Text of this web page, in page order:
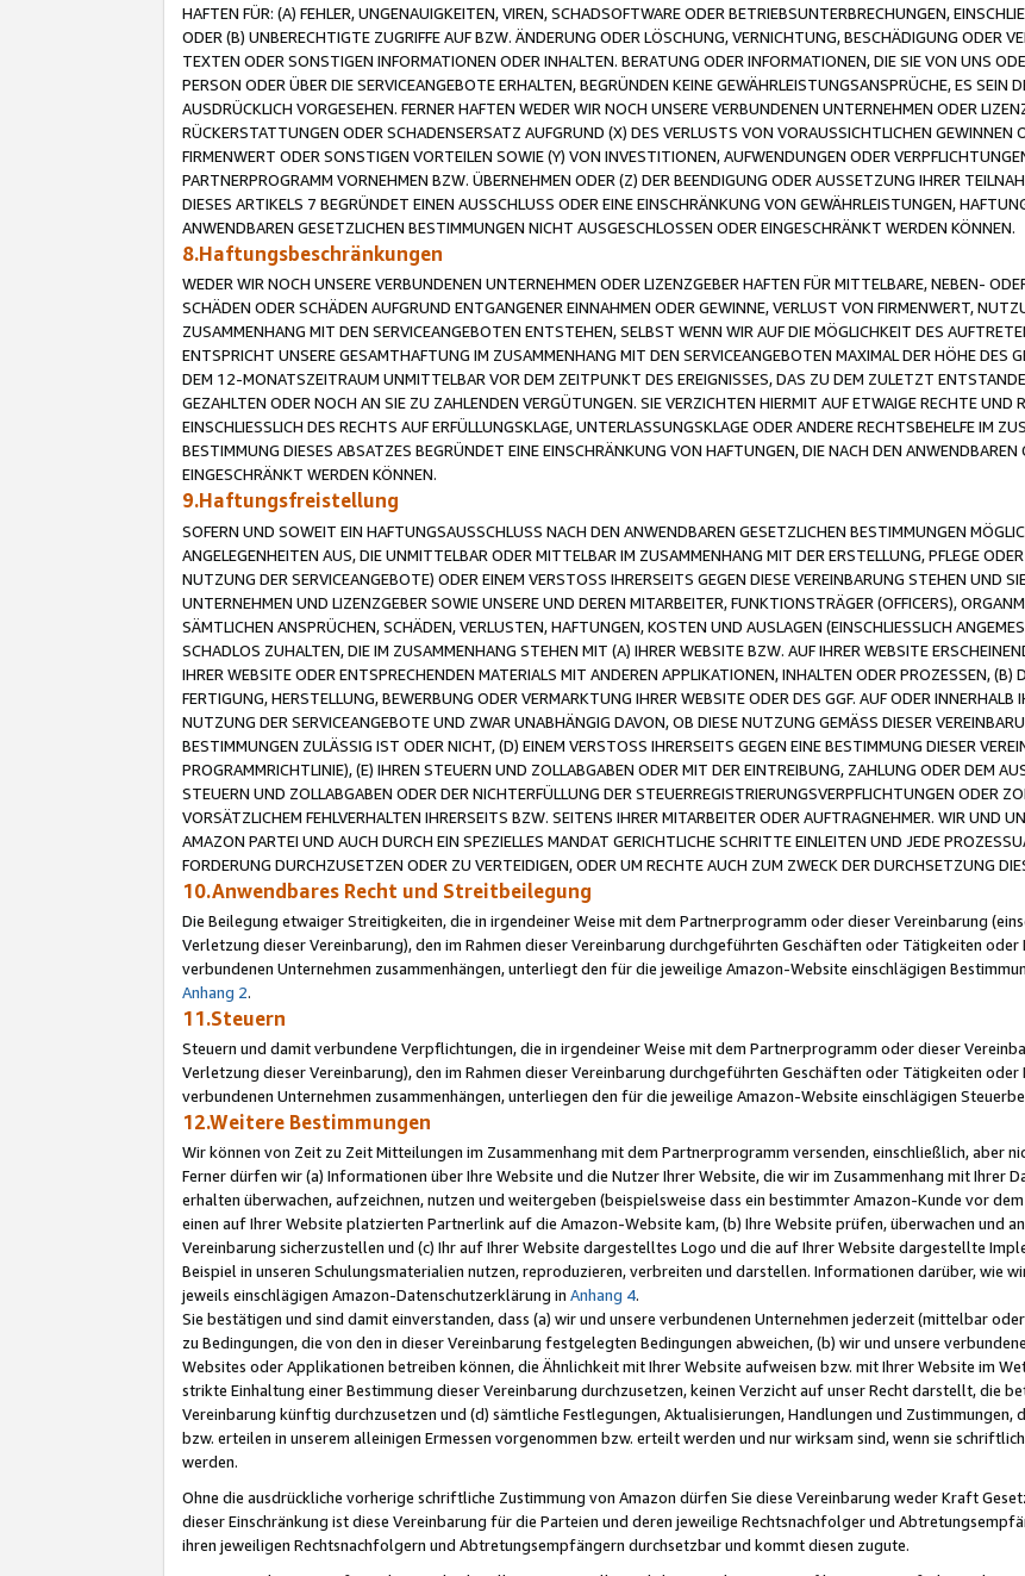
HAFTEN FÜR: (A) FEHLER, UNGENAUIGKEITEN, VIREN, SCHADSOFTWARE ODER BETRIEBSUNTERBRECHUNGEN,
ODER (B) UNBERECHTIGTE ZUGRIFFE AUF BZW. ÄNDERUNG ODER LÖSCHUNG, VERNICHTUNG, BESCHÄDIGUNG ODER
TEXTEN ODER SONSTIGEN INFORMATIONEN ODER INHALTEN. BERATUNG ODER INFORMATIONEN, DIE SIE VON UNS
PERSON ODER ÜBER DIE SERVICEANGEBOTE ERHALTEN, BEGRÜNDEN KEINE GEWÄHRLEISTUNGSANSPRÜCHE, ES SEIN
AUSDRÜCKLICH VORGESEHEN. FERNER HAFTEN WEDER WIR NOCH UNSERE VERBUNDENEN UNTERNEHMEN ODER
RÜCKERSTATTUNGEN ODER SCHADENSERSATZ AUFGRUND (X) DES VERLUSTS VON VORAUSSICHTLICHEN GEWINNEN
FIRMENWERT ODER SONSTIGEN VORTEILEN SOWIE (Y) VON INVESTITIONEN, AUFWENDUNGEN ODER
PARTNERPROGRAMM VORNEHMEN BZW. ÜBERNEHMEN ODER (Z) DER BEENDIGUNG ODER AUSSETZUNG IHRER
DIESES ARTIKELS 7 BEGRÜNDET EINEN AUSSCHLUSS ODER EINE EINSCHRÄNKUNG VON GEWÄHRLEISTUNGEN,
ANWENDBAREN GESETZLICHEN BESTIMMUNGEN NICHT AUSGESCHLOSSEN ODER EINGESCHRÄNKT WERDEN KÖNNEN.
8.Haftungsbeschränkungen
WEDER WIR NOCH UNSERE VERBUNDENEN UNTERNEHMEN ODER LIZENZGEBER HAFTEN FÜR MITTELBARE, NEBEN-
SCHÄDEN ODER SCHÄDEN AUFGRUND ENTGANGENER EINNAHMEN ODER GEWINNE, VERLUST VON FIRMENWERT,
ZUSAMMENHANG MIT DEN SERVICEANGEBOTEN ENTSTEHEN, SELBST WENN WIR AUF DIE MÖGLICHKEIT DES
ENTSPRICHT UNSERE GESAMTHAFTUNG IM ZUSAMMENHANG MIT DEN SERVICEANGEBOTEN MAXIMAL DER HÖHE DES
DEM 12-MONATSZEITRAUM UNMITTELBAR VOR DEM ZEITPUNKT DES EREIGNISSES, DAS ZU DEM ZULETZT
GEZAHLTEN ODER NOCH AN SIE ZU ZAHLENDEN VERGÜTUNGEN. SIE VERZICHTEN HIERMIT AUF ETWAIGE RECHTE UND
EINSCHLIESSLICH DES RECHTS AUF ERFÜLLUNGSKLAGE, UNTERLASSUNGSKLAGE ODER ANDERE RECHTSBEHELFE IM
BESTIMMUNG DIESES ABSATZES BEGRÜNDET EINE EINSCHRÄNKUNG VON HAFTUNGEN, DIE NACH DEN
EINGESCHRÄNKT WERDEN KÖNNEN.
9.Haftungsfreistellung
SOFERN UND SOWEIT EIN HAFTUNGSAUSSCHLUSS NACH DEN ANWENDBAREN GESETZLICHEN BESTIMMUNGEN
ANGELEGENHEITEN AUS, DIE UNMITTELBAR ODER MITTELBAR IM ZUSAMMENHANG MIT DER ERSTELLUNG, PFLEGE
NUTZUNG DER SERVICEANGEBOTE) ODER EINEM VERSTOSS IHRERSEITS GEGEN DIESE VEREINBARUNG STEHEN UND
UNTERNEHMEN UND LIZENZGEBER SOWIE UNSERE UND DEREN MITARBEITER, FUNKTIONSTRÄGER (OFFICERS),
SÄMTLICHEN ANSPRÜCHEN, SCHÄDEN, VERLUSTEN, HAFTUNGEN, KOSTEN UND AUSLAGEN (EINSCHLIESSLICH
SCHADLOS ZUHALTEN, DIE IM ZUSAMMENHANG STEHEN MIT (A) IHRER WEBSITE BZW. AUF IHRER WEBSITE
IHRER WEBSITE ODER ENTSPRECHENDEN MATERIALS MIT ANDEREN APPLIKATIONEN, INHALTEN ODER PROZESSEN,
FERTIGUNG, HERSTELLUNG, BEWERBUNG ODER VERMARKTUNG IHRER WEBSITE ODER DES GGF. AUF ODER INNERHALB
NUTZUNG DER SERVICEANGEBOTE UND ZWAR UNABHÄNGIG DAVON, OB DIESE NUTZUNG GEMÄSS DIESER
BESTIMMUNGEN ZULÄSSIG IST ODER NICHT, (D) EINEM VERSTOSS IHRERSEITS GEGEN EINE BESTIMMUNG DIESER
PROGRAMMRICHTLINIE), (E) IHREN STEUERN UND ZOLLABGABEN ODER MIT DER EINTREIBUNG, ZAHLUNG ODER DEM
STEUERN UND ZOLLABGABEN ODER DER NICHTERFÜLLUNG DER STEUERREGISTRIERUNGSVERPFLICHTUNGEN ODER
VORSÄTZLICHEM FEHLVERHALTEN IHRERSEITS BZW. SEITENS IHRER MITARBEITER ODER AUFTRAGNEHMER. WIR UND
AMAZON PARTEI UND AUCH DURCH EIN SPEZIELLES MANDAT GERICHTLICHE SCHRITTE EINLEITEN UND JEDE
FORDERUNG DURCHZUSETZEN ODER ZU VERTEIDIGEN, ODER UM RECHTE AUCH ZUM ZWECK DER DURCHSETZUNG
10.Anwendbares Recht und Streitbeilegung
Die Beilegung etwaiger Streitigkeiten, die in irgendeiner Weise mit dem Partnerprogramm oder dieser Vereinbarung
Verletzung dieser Vereinbarung), den im Rahmen dieser Vereinbarung durchgeführten Geschäften oder Tätigkeiten
verbundenen Unternehmen zusammenhängen, unterliegt den für die jeweilige Amazon-Website einschlägigen
Anhang 2.
11.Steuern
Steuern und damit verbundene Verpflichtungen, die in irgendeiner Weise mit dem Partnerprogramm oder dieser
Verletzung dieser Vereinbarung), den im Rahmen dieser Vereinbarung durchgeführten Geschäften oder Tätigkeiten
verbundenen Unternehmen zusammenhängen, unterliegen den für die jeweilige Amazon-Website einschlägigen
12.Weitere Bestimmungen
Wir können von Zeit zu Zeit Mitteilungen im Zusammenhang mit dem Partnerprogramm versenden, einschließlich, aber
Ferner dürfen wir (a) Informationen über Ihre Website und die Nutzer Ihrer Website, die wir im Zusammenhang mit Ihrer
erhalten überwachen, aufzeichnen, nutzen und weitergeben (beispielsweise dass ein bestimmter Amazon-Kunde vor
einen auf Ihrer Website platzierten Partnerlink auf die Amazon-Website kam, (b) Ihre Website prüfen, überwachen und
Vereinbarung sicherzustellen und (c) Ihr auf Ihrer Website dargestelltes Logo und die auf Ihrer Website dargestellte
Beispiel in unseren Schulungsmaterialien nutzen, reproduzieren, verbreiten und darstellen. Informationen darüber, wie
jeweils einschlägigen Amazon-Datenschutzerklärung in Anhang 4.
Sie bestätigen und sind damit einverstanden, dass (a) wir und unsere verbundenen Unternehmen jederzeit (mittelbar
zu Bedingungen, die von den in dieser Vereinbarung festgelegten Bedingungen abweichen, (b) wir und unsere
Websites oder Applikationen betreiben können, die Ähnlichkeit mit Ihrer Website aufweisen bzw. mit Ihrer Website im
strikte Einhaltung einer Bestimmung dieser Vereinbarung durchzusetzen, keinen Verzicht auf unser Recht darstellt, die
Vereinbarung künftig durchzusetzen und (d) sämtliche Festlegungen, Aktualisierungen, Handlungen und Zustimmungen,
bzw. erteilen in unserem alleinigen Ermessen vorgenommen bzw. erteilt werden und nur wirksam sind, wenn sie
werden.
Ohne die ausdrückliche vorherige schriftliche Zustimmung von Amazon dürfen Sie diese Vereinbarung weder Kraft
dieser Einschränkung ist diese Vereinbarung für die Parteien und deren jeweilige Rechtsnachfolger und
ihren jeweiligen Rechtsnachfolgern und Abtretungsempfängern durchsetzbar und kommt diesen zugute.